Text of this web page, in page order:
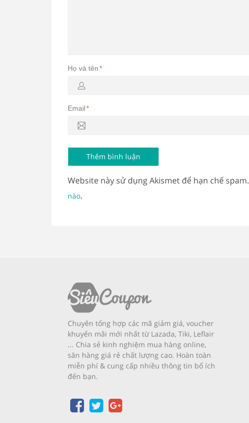
Họ và tên*
Email*
Website này sử dụng Akismet để hạn chế spam.
nào.
Chuyên tổng hợp các mã giảm giá, voucher
khuyến mãi mới nhất từ Lazada, Tiki, Leflair
... Chia sẻ kinh nghiệm mua hàng online,
săn hàng giá rẻ chất lượng cao. Hoàn toàn
miễn phí & cung cấp nhiều thông tin bổ ích
đến bạn.